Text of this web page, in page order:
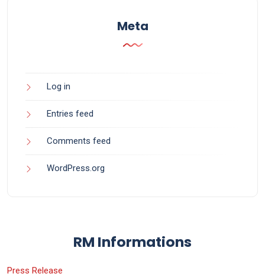
Meta
Log in
Entries feed
Comments feed
WordPress.org
RM Informations
Press Release